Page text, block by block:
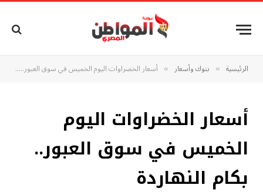
الرئيسية » بنوك وأسعار » أسعار الخضراوات اليوم الخميس في سوق العبور.. بكام النهاردة
أسعار الخضراوات اليوم
الخميس في سوق العبور..
بكام النهاردة